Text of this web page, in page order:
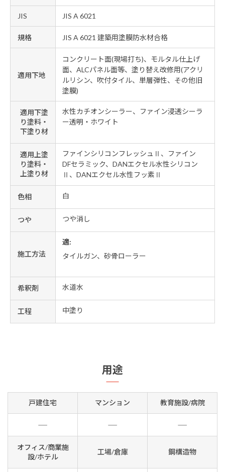
JIS JIS A 6021
規格 JIS A 6021 建築用塗膜防水材合格
適用下地
コンクリート面(現場打ち)、モルタル仕上げ
面、ALCパネル面等、塗り替え改修用(アクリ
ルリシン、吹付タイル、単層弾性、その他旧
塗膜)
適用下塗
り塗料・
下塗り材
水性カチオンシーラー、ファイン浸透シーラ
ー透明・ホワイト
適用上塗
り塗料・
上塗り材
ファインシリコンフレッシュⅡ、ファイン
DFセラミック、DANエクセル水性シリコン
Ⅱ、DANエクセル水性フッ素Ⅱ
色相 白
つや つや消し
施工方法
適:
タイルガン、砂骨ローラー
希釈剤 水道水
工程 中塗り
用途
戸建住宅 マンション 教育施設/病院
オフィス/商業施
設/ホテル
工場/倉庫 鋼構造物